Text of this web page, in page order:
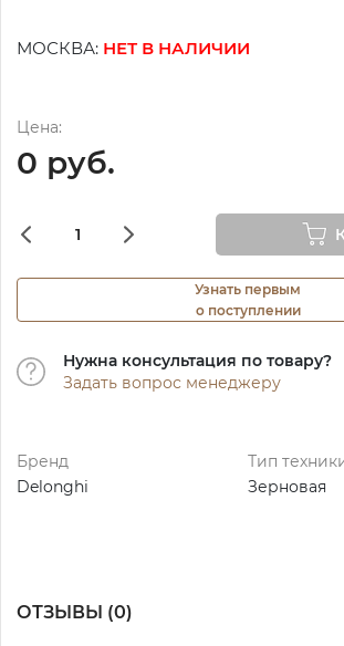
МОСКВА: НЕТ В НАЛИЧИИ
Цена:
0 руб.
Узнать первым
о поступлении
Нужна консультация по товару?
Задать вопрос менеджеру
Бренд
Delonghi
Тип
Зерновая
ОТЗЫВЫ (0)